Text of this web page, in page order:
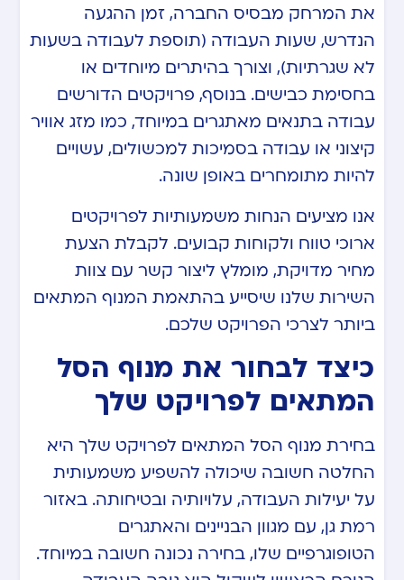
את המרחק מבסיס החברה, זמן ההגעה
הנדרש, שעות העבודה (תוספת לעבודה בשעות
לא שגרתיות), וצורך בהיתרים מיוחדים או
בחסימת כבישים. בנוסף, פרויקטים הדורשים
עבודה בתנאים מאתגרים במיוחד, כמו מזג אוויר
קיצוני או עבודה בסמיכות למכשולים, עשויים
להיות מתומחרים באופן שונה.
אנו מציעים הנחות משמעותיות לפרויקטים
ארוכי טווח ולקוחות קבועים. לקבלת הצעת
מחיר מדויקת, מומלץ ליצור קשר עם צוות
השירות שלנו שיסייע בהתאמת המנוף המתאים
ביותר לצרכי הפרויקט שלכם.
כיצד לבחור את מנוף הסל
המתאים לפרויקט שלך
בחירת מנוף הסל המתאים לפרויקט שלך היא
החלטה חשובה שיכולה להשפיע משמעותית
על יעילות העבודה, עלויותיה ובטיחותה. באזור
רמת גן, עם מגוון הבניינים והאתגרים
הטופוגרפיים שלו, בחירה נכונה חשובה במיוחד.